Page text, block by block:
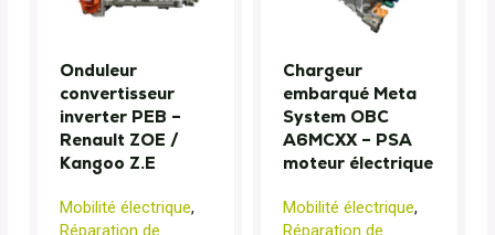
Onduleur
convertisseur
inverter PEB –
Renault ZOE /
Kangoo Z.E
Mobilité électrique,
Réparation de
Chargeur
embarqué Meta
System OBC
A6MCXX – PSA
moteur électrique
Mobilité électrique,
Réparation de